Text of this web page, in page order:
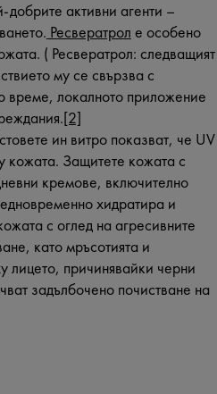
активни агенти –
Ресвератрол е особено
( Ресвератрол: следващият
му се свързва с
време, локалното приложение
[2]
ин витро показват, че UV
кожата. Защитете кожата с
кремове, включително
хидратира и
с оглед на агресивните
като мръсотията и
лицето, причинявайки черни
задълбочено почистване на